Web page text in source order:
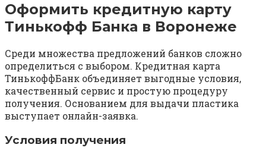
Оформить кредитную карту
Тинькофф Банка в Воронеже
Среди множества предложений банков сложно
определиться с выбором. Кредитная карта
ТинькоффБанк объединяет выгодные условия,
качественный сервис и простую процедуру
получения. Основанием для выдачи пластика
выступает онлайн-заявка.
Условия получения